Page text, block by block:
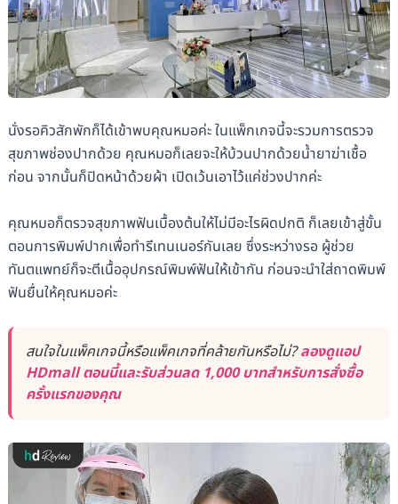
นั่งรอคิวสักพักก็ได้เข้าพบคุณหมอค่ะ ในแพ็กเกจนี้จะรวมการตรวจ
สุขภาพช่องปากด้วย คุณหมอก็เลยจะให้บ้วนปากด้วยน้ำยาฆ่าเชื้อ
ก่อน จากนั้นก็ปิดหน้าด้วยผ้า เปิดเว้นเอาไว้แค่ช่วงปากค่ะ
คุณหมอก็ตรวจสุขภาพฟันเบื้องต้นให้ไม่มีอะไรผิดปกติ ก็เลยเข้าสู่ขั้น
ตอนการพิมพ์ปากเพื่อทำรีเทนเนอร์กันเลย ซึ่งระหว่างรอ ผู้ช่วย
ทันตแพทย์ก็จะตีเนื้ออุปกรณ์พิมพ์ฟันให้เข้ากัน ก่อนจะนำใส่ถาดพิมพ์
ฟันยื่นให้คุณหมอค่ะ
สนใจในแพ็คเกจนี้หรือแพ็คเกจที่คล้ายกันหรือไม่?ลองดูแอป
HDmall ตอนนี้และรับส่วนลด 1,000 บาทสำหรับการสั่งซื้อ
ครั้งแรกของคุณ